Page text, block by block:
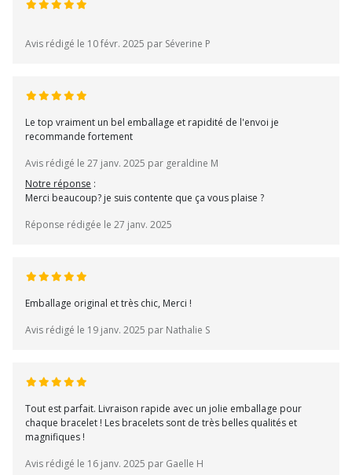
Avis rédigé le 10 févr. 2025 par Séverine P
Le top vraiment un bel emballage et rapidité de l'envoi je
recommande fortement
Avis rédigé le 27 janv. 2025 par geraldine M
Notre réponse :
Merci beaucoup? je suis contente que ça vous plaise ?
Réponse rédigée le 27 janv. 2025
Emballage original et très chic, Merci !
Avis rédigé le 19 janv. 2025 par Nathalie S
Tout est parfait. Livraison rapide avec un jolie emballage pour
chaque bracelet ! Les bracelets sont de très belles qualités et
magnifiques !
Avis rédigé le 16 janv. 2025 par Gaelle H